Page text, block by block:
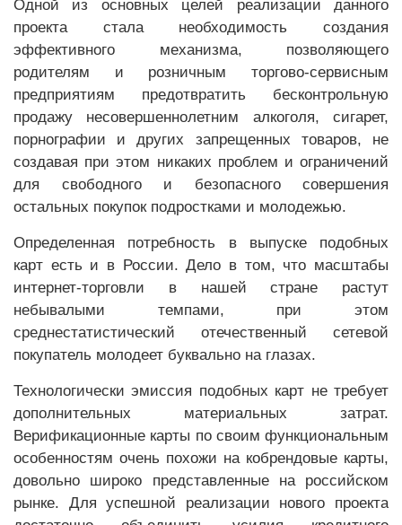
Одной из основных целей реализации данного
проекта стала необходимость создания
эффективного механизма, позволяющего
родителям и розничным торгово-сервисным
предприятиям предотвратить бесконтрольную
продажу несовершеннолетним алкоголя, сигарет,
порнографии и других запрещенных товаров, не
создавая при этом никаких проблем и ограничений
для свободного и безопасного совершения
остальных покупок подростками и молодежью.
Определенная потребность в выпуске подобных
карт есть и в России. Дело в том, что масштабы
интернет-торговли в нашей стране растут
небывалыми темпами, при этом
среднестатистический отечественный сетевой
покупатель молодеет буквально на глазах.
Технологически эмиссия подобных карт не требует
дополнительных материальных затрат.
Верификационные карты по своим функциональным
особенностям очень похожи на кобрендовые карты,
довольно широко представленные на российском
рынке. Для успешной реализации нового проекта